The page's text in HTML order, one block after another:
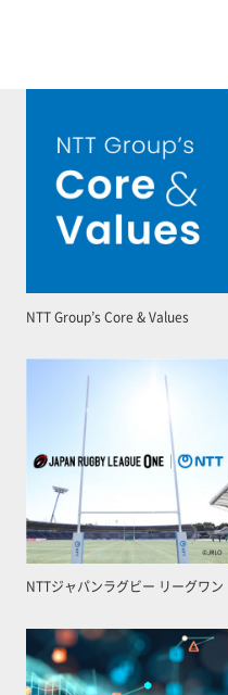
NTT Group’s Core & Values
NTTジャパンラグビー リーグワン